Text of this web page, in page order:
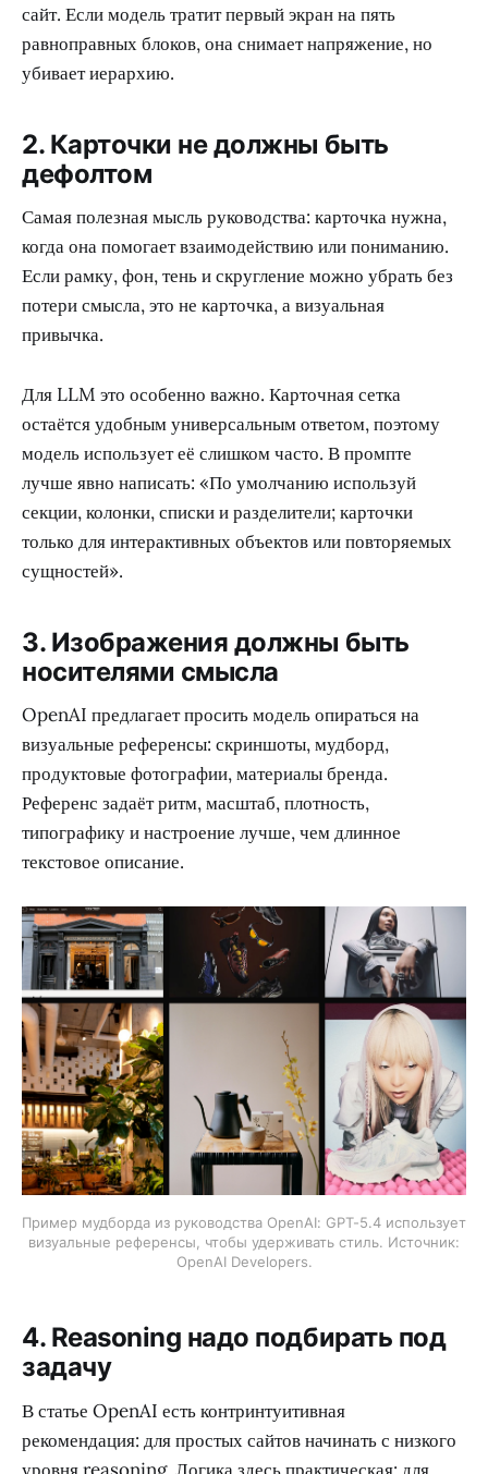
сайт. Если модель тратит первый экран на пять
равноправных блоков, она снимает напряжение, но
убивает иерархию.
2. Карточки не должны быть
дефолтом
Самая полезная мысль руководства: карточка нужна,
когда она помогает взаимодействию или пониманию.
Если рамку, фон, тень и скругление можно убрать без
потери смысла, это не карточка, а визуальная
привычка.
Для LLM это особенно важно. Карточная сетка
остаётся удобным универсальным ответом, поэтому
модель использует её слишком часто. В промпте
лучше явно написать: «По умолчанию используй
секции, колонки, списки и разделители; карточки
только для интерактивных объектов или повторяемых
сущностей».
3. Изображения должны быть
носителями смысла
OpenAI предлагает просить модель опираться на
визуальные референсы: скриншоты, мудборд,
продуктовые фотографии, материалы бренда.
Референс задаёт ритм, масштаб, плотность,
типографику и настроение лучше, чем длинное
текстовое описание.
Пример мудборда из руководства OpenAI: GPT-5.4 использует
визуальные референсы, чтобы удерживать стиль. Источник:
OpenAI Developers.
4. Reasoning надо подбирать под
задачу
В статье OpenAI есть контринтуитивная
рекомендация: для простых сайтов начинать с низкого